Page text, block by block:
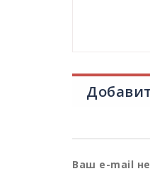
Ваш e-mail